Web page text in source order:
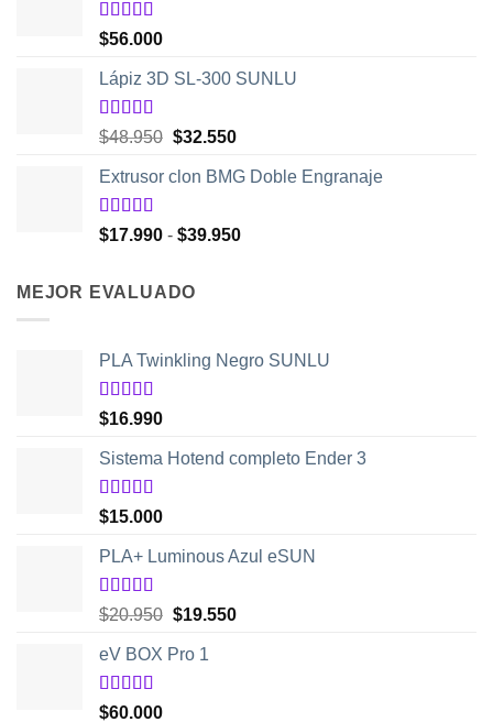
$5.980.
Valorado
con
5
$56.000
Lápiz 3D SL-300 SUNLU
Valorado
de 5
$48.950 El
original
$48.950.
$32.550El
actual
$32.550.
Extrusor clon BMG Doble Engranaje
Valorado
con
$17.990 - $39.950Rango
hasta
$39.950
MEJOR EVALUADO
PLA Twinkling Negro SUNLU
Valorado
con
5
$16.990
Sistema Hotend completo Ender 3
Valorado
con
5
$15.000
PLA+ Luminous Azul eSUN
Valorado
de
5
$20.950 El
original
$19.550El
eV BOX Pro 1
Valorado
$60.000